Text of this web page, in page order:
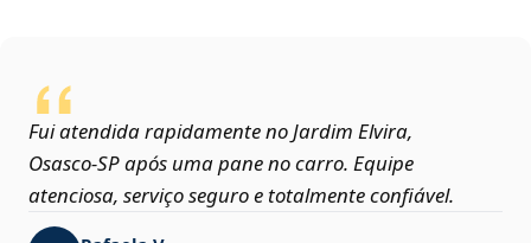
Fui atendida rapidamente no Jardim Elvira,
Osasco‑SP após uma pane no carro. Equipe
atenciosa, serviço seguro e totalmente confiável.